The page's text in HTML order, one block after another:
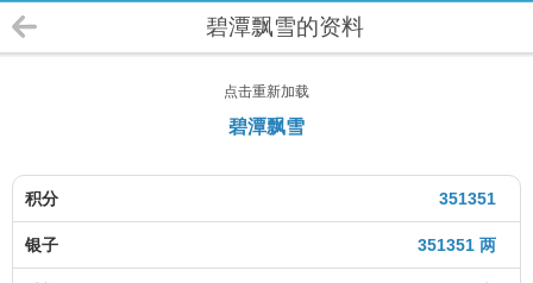
碧潭飘雪的资料
点击重新加载
碧潭飘雪
351351
积分
351351 两
银子